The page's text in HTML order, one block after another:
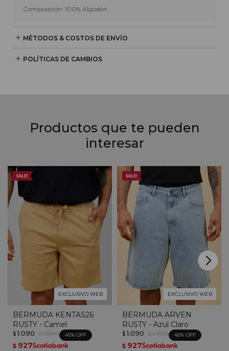
Composición: 100% Algodón
MÉTODOS & COSTOS DE ENVÍO
POLÍTICAS DE CAMBIOS
Productos que te pueden
interesar
EXCLUSIVO WEB
BERMUDA KENTAS26
RUSTY - Camel
$ 1.090 $ 1.990 45
$ 927
EXCLUSIVO WEB
BERMUDA ARVEN
RUSTY - Azul Claro
$ 1.090 $ 1.990 45
$ 927